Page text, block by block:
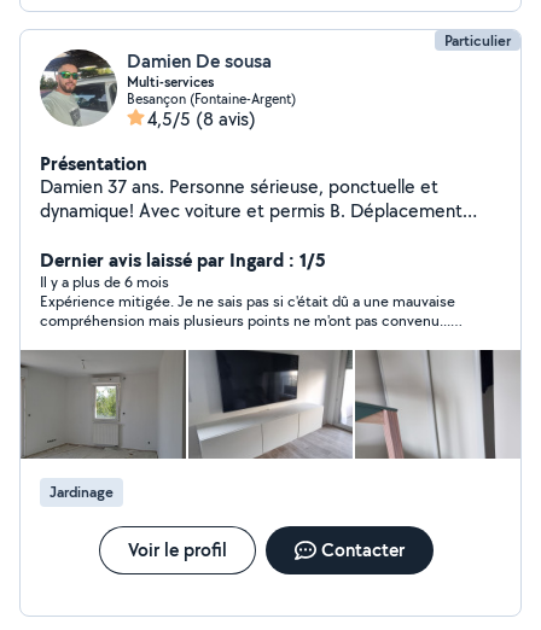
Particulier
Damien De sousa
Multi-services
Besançon (Fontaine-Argent)
4,5/5 (8 avis)
Présentation
Damien 37 ans. Personne sérieuse, ponctuelle et
dynamique! Avec voiture et permis B. Déplacement
Dernier avis laissé par Ingard : 1/5
Il y a plus de 6 mois
Expérience mitigée. Je ne sais pas si c'était dû a une mauvaise
compréhension mais plusieurs points ne m'ont pas convenu...
racheter du matériel pour devoir aller le faire nous-même (ce
qu'on voulait éviter n'étant pas sur place)..
Jardinage
Voir le profil Contacter